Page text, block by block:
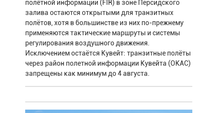
полётной информации (FIR) в зоне Персидского
залива остаются открытыми для транзитных
полётов, хотя в большинстве из них по-прежнему
применяются тактические маршруты и системы
регулирования воздушного движения.
Исключением остаётся Кувейт: транзитные полёты
через район полетной информации Кувейта (OKAC)
запрещены как минимум до 4 августа.